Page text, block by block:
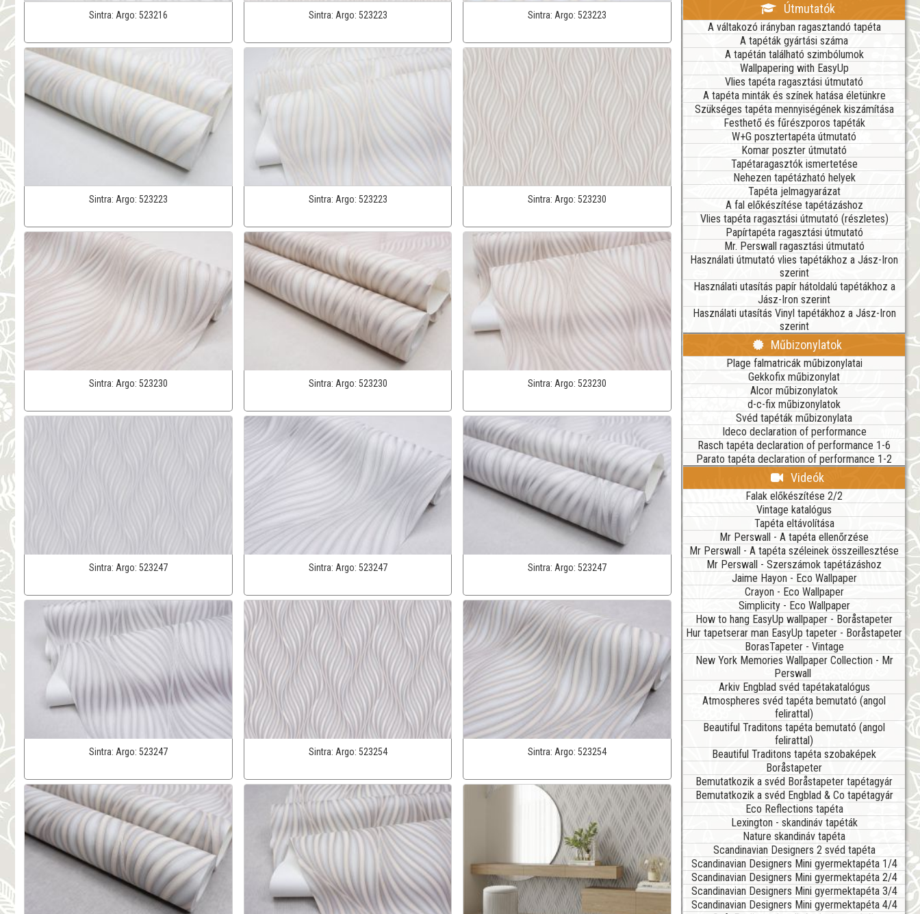
Sintra: Argo: 523216 Sintra: Argo: 523223 Sintra: Argo:523223
Sintra: Argo: 523223 Sintra: Argo: 523223 Sintra: Argo:523230
Sintra: Argo: 523230 Sintra: Argo: 523230 Sintra: Argo:523230
Sintra: Argo: 523247 Sintra: Argo: 523247 Sintra: Argo:523247
Sintra: Argo: 523247 Sintra: Argo: 523254 Sintra: Argo:523254
Útmutatók
A váltakozó irányban ragasztandó tapéta
A tapéták gyártási száma
A tapétán található szimbólumok
Wallpapering with EasyUp
Vlies tapéta ragasztási útmutató
A tapéta minták és színek hatása életünkre
Szükséges tapéta mennyiségének kiszámítása
Festhető és fűrészporos tapéták
W+G posztertapéta útmutató
Komar poszter útmutató
Tapétaragasztók ismertetése
Nehezen tapétázható helyek
Tapéta jelmagyarázat
A fal előkészítése tapétázáshoz
Vlies tapéta ragasztási útmutató (részletes)
Papírtapéta ragasztási útmutató
Mr. Perswall ragasztási útmutató
Használati útmutató vlies tapétákhoz a Jász-Iron
szerint
Használati utasítás papír hátoldalú tapétákhoz a
Jász-Iron szerint
Használati utasítás Vinyl tapétákhoz a Jász-Iron
szerint
Műbizonylatok
Plage falmatricák műbizonylatai
Gekkofix műbizonylat
Alcor műbizonylatok
d-c-fix műbizonylatok
Svéd tapéták műbizonylata
Ideco declaration of performance
Rasch tapéta declaration of performance 1-6
Parato tapéta declaration of performance 1-2
Videók
Falak előkészítése 2/2
Vintage katalógus
Tapéta eltávolítása
Mr Perswall - A tapéta ellenőrzése
Mr Perswall - A tapéta széleinek összeillesztése
Mr Perswall - Szerszámok tapétázáshoz
Jaime Hayon - Eco Wallpaper
Crayon - Eco Wallpaper
Simplicity - Eco Wallpaper
How to hang EasyUp wallpaper - Boråstapeter
Hur tapetserar man EasyUp tapeter - Boråstapeter
BorasTapeter - Vintage
New York Memories Wallpaper Collection - Mr
Perswall
Arkiv Engblad svéd tapétakatalógus
Atmospheres svéd tapéta bemutató (angol
felirattal)
Beautiful Traditons tapéta bemutató (angol
felirattal)
Beautiful Traditons tapéta szobaképek
Boråstapeter
Bemutatkozik a svéd Boråstapeter tapétagyár
Bemutatkozik a svéd Engblad & Co tapétagyár
Eco Reflections tapéta
Lexington - skandináv tapéták
Nature skandináv tapéta
Scandinavian Designers 2 svéd tapéta
Scandinavian Designers Mini gyermektapéta 1/4
Scandinavian Designers Mini gyermektapéta 2/4
Scandinavian Designers Mini gyermektapéta 3/4
Scandinavian Designers Mini gyermektapéta 4/4